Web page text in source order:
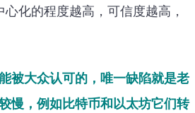
化的程度越高，可信度越高，
被大众认可的，唯一缺陷就是老
慢，例如比特币和以太坊它们转